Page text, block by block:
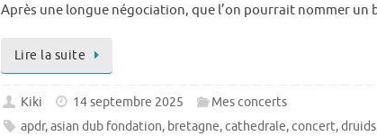
Après une longue négociation, que l’on pourrait nommer un
Lire la suite
Kiki 14 septembre 2025
Mes concerts
apdr,asian dub fondation, bretagne,cathedrale,concert,